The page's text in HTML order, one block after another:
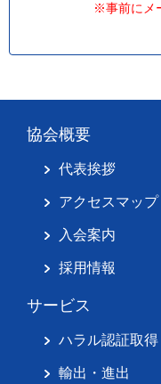
※事前にメ
協会概要
代表挨拶
アクセスマップ
入会案内
採用情報
サービス
ハラル認証取得
輸出・進出